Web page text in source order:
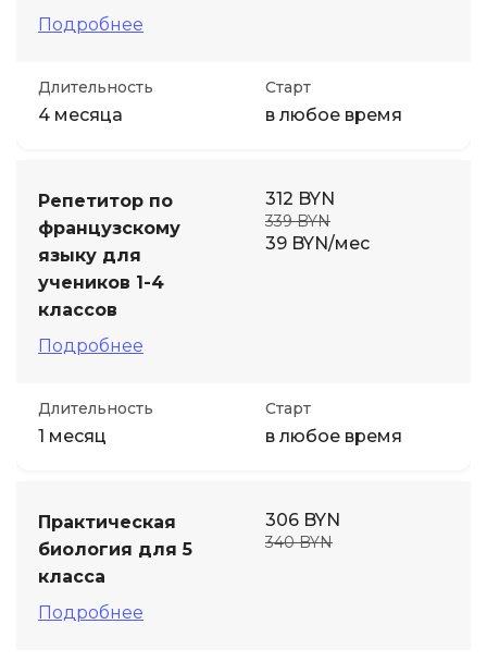
Подробнее
Длительность
4 месяца
Старт
в любое время
Репетитор по
французскому
языку для
учеников 1-4
классов
Подробнее
312 BYN
339 BYN
39 BYN/мес
Длительность
1 месяц
Старт
в любое время
Практическая
биология для 5
класса
Подробнее
306 BYN
340 BYN